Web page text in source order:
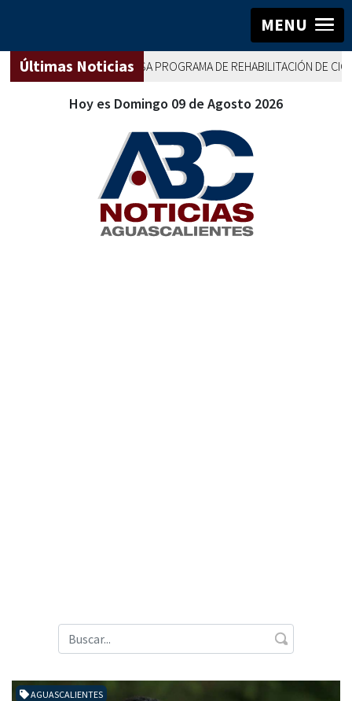
MENU
Últimas Noticias
IMPULSA PROGRAMA DE REHABILITACIÓN DE CICLOVÍAS
Hoy es Domingo 09 de Agosto 2026
AGUASCALIENTES